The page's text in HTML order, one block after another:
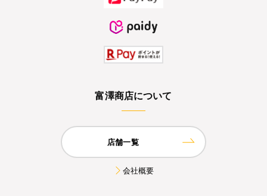
富澤商店について
店舗一覧
会社概要